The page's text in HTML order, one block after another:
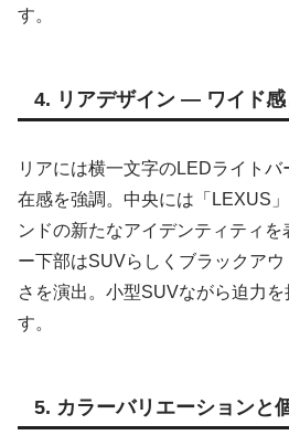
す。
4. リアデザイン ― ワイド感
リアには横一文字のLEDライト
在感を強調。中央には「LEXUS
ンドの新たなアイデンティティ
ー下部はSUVらしくブラックア
さを演出。小型SUVながら迫力
す。
5. カラーバリエーションと